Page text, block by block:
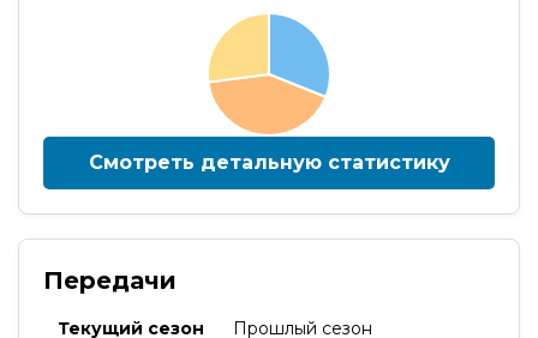
Смотреть детальную статистику
Передачи
Текущий сезон Прошлый сезон